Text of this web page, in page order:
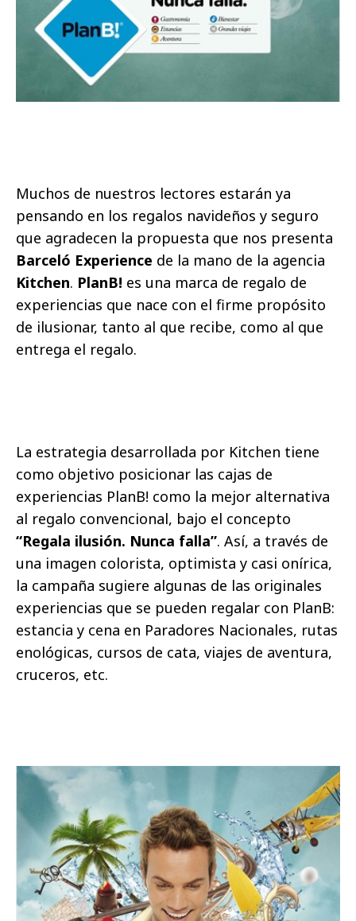
Muchos de nuestros lectores estarán ya
pensando en los regalos navideños y seguro
que agradecen la propuesta que nos presenta
Barceló Experience de la mano de la agencia
Kitchen. PlanB! es una marca de regalo de
experiencias que nace con el firme propósito
de ilusionar, tanto al que recibe, como al que
entrega el regalo.
La estrategia desarrollada por Kitchen tiene
como objetivo posicionar las cajas de
experiencias PlanB! como la mejor alternativa
al regalo convencional, bajo el concepto
“Regala ilusión. Nunca falla”. Así, a través de
una imagen colorista, optimista y casi onírica,
la campaña sugiere algunas de las originales
experiencias que se pueden regalar con PlanB:
estancia y cena en Paradores Nacionales, rutas
enológicas, cursos de cata, viajes de aventura,
cruceros, etc.